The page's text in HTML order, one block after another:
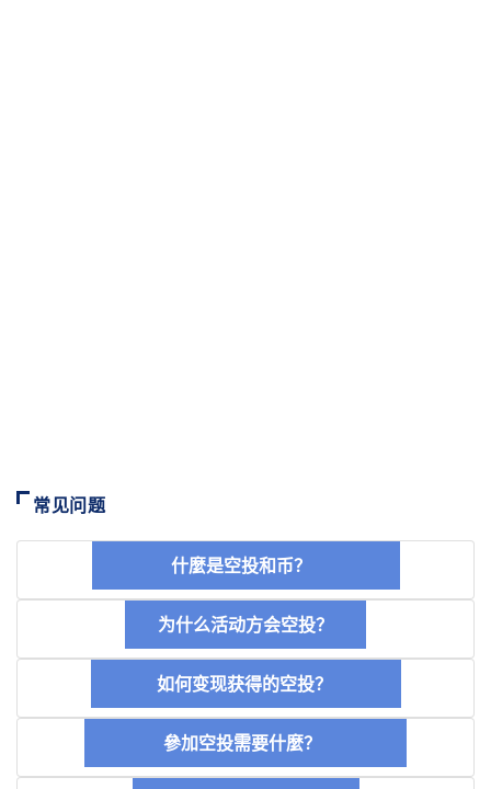
常见问题
什麼是空投和币？
为什么活动方会空投？
如何变现获得的空投？
參加空投需要什麼？